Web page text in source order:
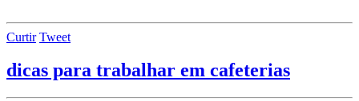
Curtir Tweet
dicas para trabalhar em cafeterias